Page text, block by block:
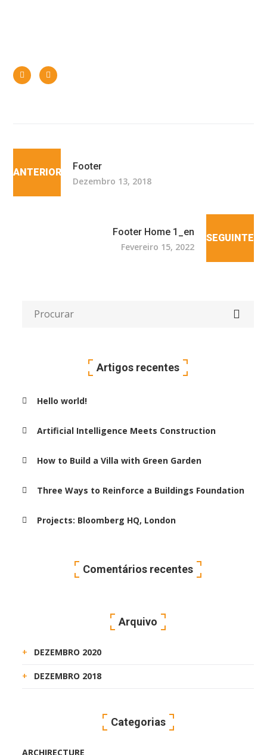
ANTERIOR
Footer
Dezembro 13, 2018
Footer Home 1_en
Fevereiro 15, 2022
SEGUINTE
Artigos recentes
Hello world!
Artificial Intelligence Meets Construction
How to Build a Villa with Green Garden
Three Ways to Reinforce a Buildings Foundation
Projects: Bloomberg HQ, London
Comentários recentes
Arquivo
DEZEMBRO 2020
DEZEMBRO 2018
Categorias
ARCHIRECTURE